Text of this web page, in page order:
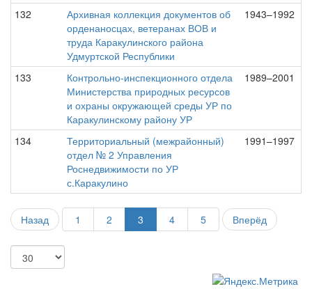
132
Архивная коллекция документов об
орденаносцах, ветеранах ВОВ и
труда Каракулинского района
Удмуртской Республики
1943–1992
133
Контрольно-инспекционного отдела
Министерства природных ресурсов
и охраны окружающей среды УР по
Каракулинскому району УР
1989–2001
134
Территориальный (межрайонный)
отдел № 2 Управления
Роснедвижимости по УР
с.Каракулино
1991–1997
Назад 1 2 3 4 5 Вперёд